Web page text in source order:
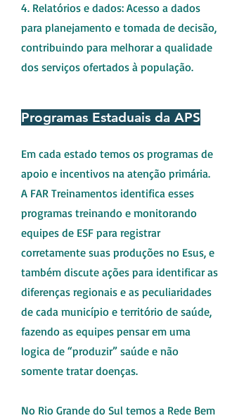
4. Relatórios e dados: Acesso a dados
para planejamento e tomada de decisão,
contribuindo para melhorar a qualidade
dos serviços ofertados à população.
Programas Estaduais da APS
Em cada estado temos os programas de
apoio e incentivos na atenção primária.
A FAR Treinamentos identifica esses
programas treinando e monitorando
equipes de ESF para registrar
corretamente suas produções no Esus, e
também discute ações para identificar as
diferenças regionais e as peculiaridades
de cada município e território de saúde,
fazendo as equipes pensar em uma
logica de “produzir” saúde e não
somente tratar doenças.
No Rio Grande do Sul temos a Rede Bem